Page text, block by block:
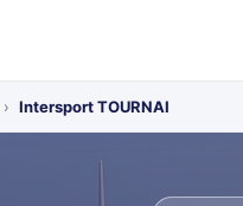
› Intersport TOURNAI